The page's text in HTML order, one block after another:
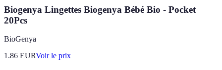
Biogenya Lingettes Biogenya Bébé Bio - Pocket
20Pcs
BioGenya
1.86 EURVoir le prix